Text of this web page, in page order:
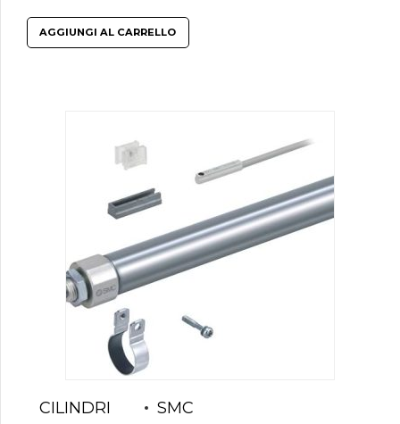
AGGIUNGI AL CARRELLO
CILINDRI
SMC